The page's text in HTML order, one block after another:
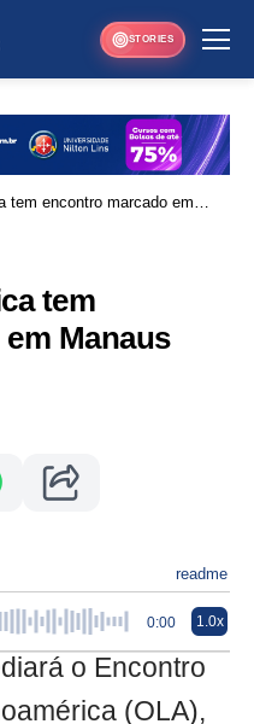
STORIES
tem encontro marcado em
tem
Manaus
readme
0:00 1.0x
o Encontro
(OLA),